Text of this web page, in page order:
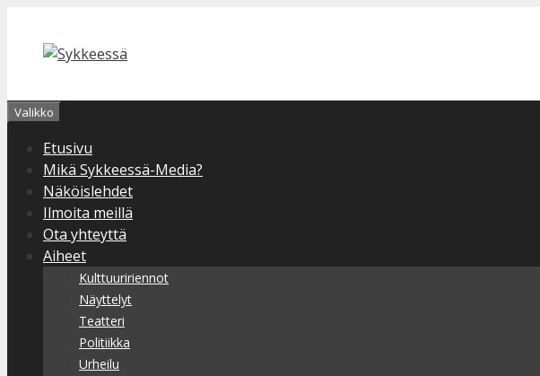
sisältöön
Valikko
Etusivu
Mikä Sykkeessä-Media?
Näköislehdet
Ilmoita meillä
Ota yhteyttä
Aiheet
Kulttuuririennot
Näyttelyt
Teatteri
Politiikka
Urheilu